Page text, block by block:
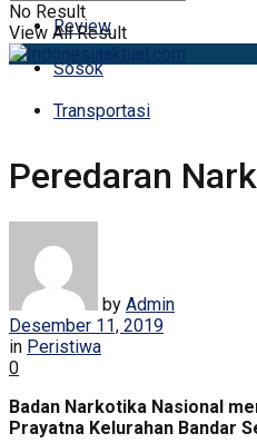
Review
Sosok
Transportasi
No Result
View All Result
Peredaran
by Admin
Desember 11, 2019
in Peristiwa
0
Badan Narkotika Nasional
Prayatna Kelurahan Bandar